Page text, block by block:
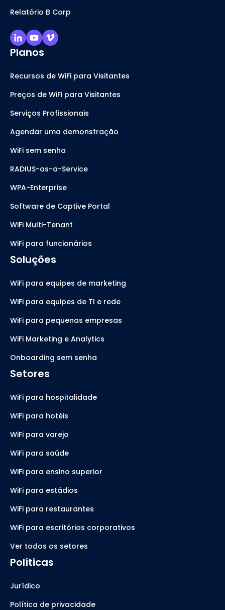
Relatório B Corp
Planos
Recursos de WiFi para Visitantes
Preços de WiFi para Visitantes
Serviços Profissionais
Agendar uma demonstração
WiFi sem senha
RADIUS-as-a-Service
WPA-Enterprise
Software de Captive Portal
WiFi Multi-Tenant
WiFi para funcionários
Soluções
WiFi para equipes de marketing
WiFi para equipes de TI e rede
WiFi para pequenas empresas
WiFi Marketing e Analytics
Onboarding sem senha
Setores
WiFi para hospitalidade
WiFi para hotéis
WiFi para varejo
WiFi para saúde
WiFi para ensino superior
WiFi para estádios
WiFi para restaurantes
WiFi para escritórios corporativos
Ver todos os setores
Políticas
Jurídico
Política de privacidade